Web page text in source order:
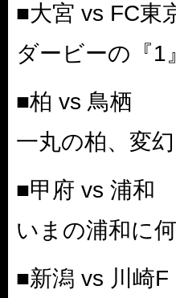
■大宮 vs FC東
ダービーの『
■柏 vs 鳥栖
一丸の柏、変
■甲府 vs 浦和
いまの浦和に
■新潟 vs 川崎F